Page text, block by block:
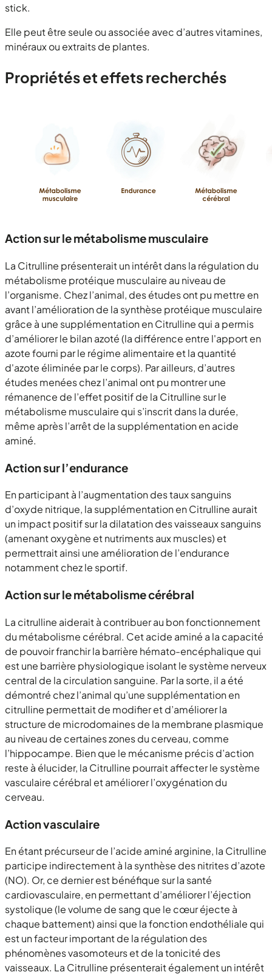
stick.
Elle peut être seule ou associée avec d’autres vitamines,
minéraux ou extraits de plantes.
Propriétés et effets recherchés
Action sur le métabolisme musculaire
La Citrulline présenterait un intérêt dans la régulation du
métabolisme protéique musculaire au niveau de
l’organisme. Chez l’animal, des études ont pu mettre en
avant l’amélioration de la synthèse protéique musculaire
grâce à une supplémentation en Citrulline qui a permis
d’améliorer le bilan azoté (la différence entre l'apport en
azote fourni par le régime alimentaire et la quantité
d'azote éliminée par le corps). Par ailleurs, d’autres
études menées chez l’animal ont pu montrer une
rémanence de l’effet positif de la Citrulline sur le
métabolisme musculaire qui s’inscrit dans la durée,
même après l’arrêt de la supplémentation en acide
aminé.
Action sur l’endurance
En participant à l’augmentation des taux sanguins
d’oxyde nitrique, la supplémentation en Citrulline aurait
un impact positif sur la dilatation des vaisseaux sanguins
(amenant oxygène et nutriments aux muscles) et
permettrait ainsi une amélioration de l’endurance
notamment chez le sportif.
Action sur le métabolisme cérébral
La citrulline aiderait à contribuer au bon fonctionnement
du métabolisme cérébral. Cet acide aminé a la capacité
de pouvoir franchir la barrière hémato-encéphalique qui
est une barrière physiologique isolant le système nerveux
central de la circulation sanguine. Par la sorte, il a été
démontré chez l’animal qu’une supplémentation en
citrulline permettait de modifier et d’améliorer la
structure de microdomaines de la membrane plasmique
au niveau de certaines zones du cerveau, comme
l’hippocampe. Bien que le mécanisme précis d’action
reste à élucider, la Citrulline pourrait affecter le système
vasculaire cérébral et améliorer l’oxygénation du
cerveau.
Action vasculaire
En étant précurseur de l’acide aminé arginine, la Citrulline
participe indirectement à la synthèse des nitrites d’azote
(NO). Or, ce dernier est bénéfique sur la santé
cardiovasculaire, en permettant d’améliorer l’éjection
systolique (le volume de sang que le cœur éjecte à
chaque battement) ainsi que la fonction endothéliale qui
est un facteur important de la régulation des
phénomènes vasomoteurs et de la tonicité des
vaisseaux. La Citrulline présenterait également un intérêt